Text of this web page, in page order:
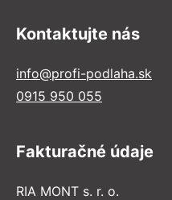
Kontaktujte nás
info@profi-podlaha.sk
0915 950 055
Fakturačné údaje
RIA MONT s. r. o.